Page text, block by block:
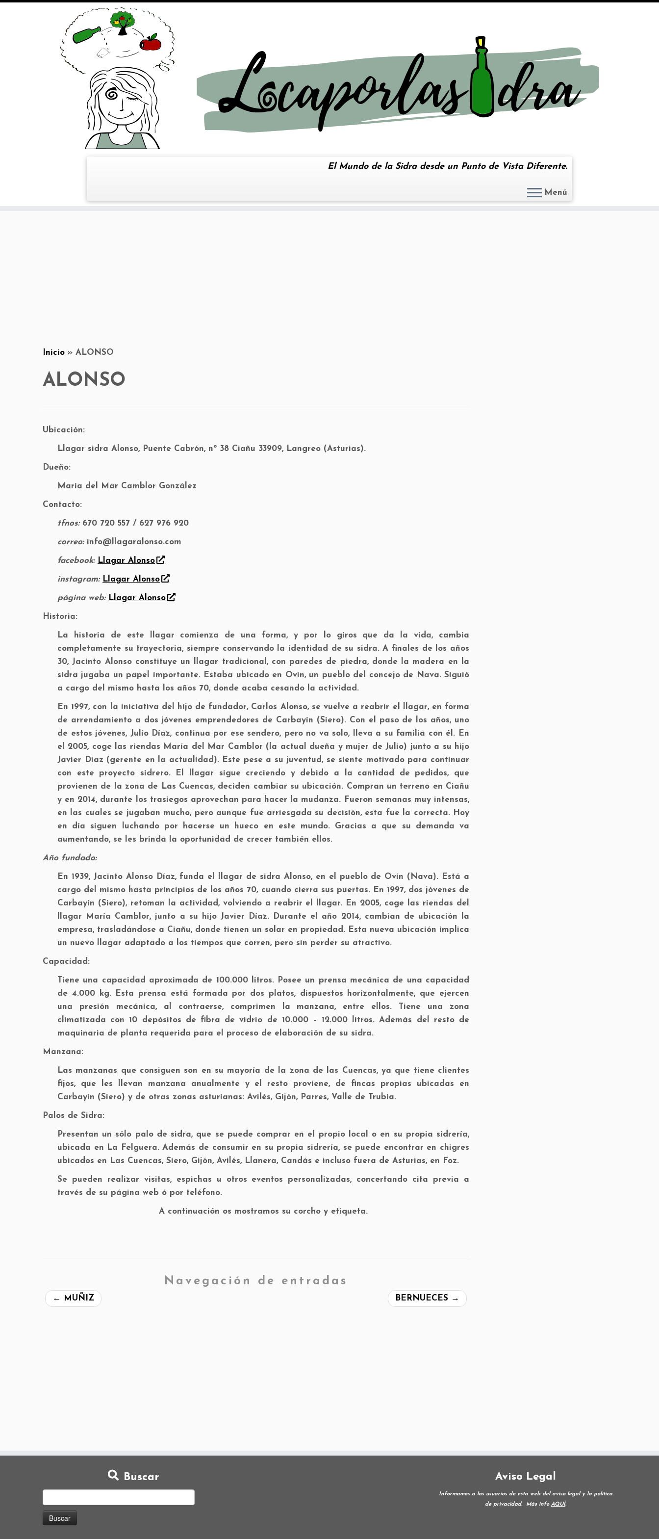
El Mundo de la Sidra desde un Punto de Vista Diferente.
Menú
Inicio » ALONSO
ALONSO
Ubicación:
Llagar sidra Alonso, Puente Cabrón, nº 38 Ciañu 33909, Langreo (Asturias).
Dueño:
María del Mar Camblor González
Contacto:
tfnos:670 720 557 / 627 976 920
correo:info@llagaralonso.com
facebook: Llagar Alonso
instagram: Llagar Alonso
página web: Llagar Alonso
Historia:
La historia de este llagar comienza de una forma, y por lo giros que da la vida, cambia
completamente su trayectoria, siempre conservando la identidad de su sidra. A finales de los años
30, Jacinto Alonso constituye un llagar tradicional, con paredes de piedra, donde la madera en la
sidra jugaba un papel importante. Estaba ubicado en Ovín, un pueblo del concejo de Nava. Siguió
a cargo del mismo hasta los años 70, donde acaba cesando la actividad.
En 1997, con la iniciativa del hijo de fundador, Carlos Alonso, se vuelve a reabrir el llagar, en forma
de arrendamiento a dos jóvenes emprendedores de Carbayín (Siero). Con el paso de los años, uno
de estos jóvenes, Julio Díaz, continua por ese sendero, pero no va solo, lleva a su familia con él. En
el 2005, coge las riendas María del Mar Camblor (la actual dueña y mujer de Julio) junto a su hijo
Javier Díaz (gerente en la actualidad). Este pese a su juventud, se siente motivado para continuar
con este proyecto sidrero. El llagar sigue creciendo y debido a la cantidad de pedidos, que
provienen de la zona de Las Cuencas, deciden cambiar su ubicación. Compran un terreno en Ciañu
y en 2014, durante los trasiegos aprovechan para hacer la mudanza. Fueron semanas muy intensas,
en las cuales se jugaban mucho, pero aunque fue arriesgada su decisión, esta fue la correcta. Hoy
en día siguen luchando por hacerse un hueco en este mundo. Gracias a que su demanda va
aumentando, se les brinda la oportunidad de crecer también ellos.
Año fundado:
En 1939, Jacinto Alonso Díaz, funda el llagar de sidra Alonso, en el pueblo de Ovín (Nava). Está a
cargo del mismo hasta principios de los años 70, cuando cierra sus puertas. En 1997, dos jóvenes de
Carbayín (Siero), retoman la actividad, volviendo a reabrir el llagar. En 2005, coge las riendas del
llagar María Camblor, junto a su hijo Javier Díaz. Durante el año 2014, cambian de ubicación la
empresa, trasladándose a Ciañu, donde tienen un solar en propiedad. Esta nueva ubicación implica
un nuevo llagar adaptado a los tiempos que corren, pero sin perder su atractivo.
Capacidad:
Tiene una capacidad aproximada de 100.000 litros. Posee un prensa mecánica de una capacidad
de 4.000 kg. Esta prensa está formada por dos platos, dispuestos horizontalmente, que ejercen
una presión mecánica, al contraerse, comprimen la manzana, entre ellos. Tiene una zona
climatizada con 10 depósitos de fibra de vidrio de 10.000 – 12.000 litros. Además del resto de
maquinaria de planta requerida para el proceso de elaboración de su sidra.
Manzana:
Las manzanas que consiguen son en su mayoría de la zona de las Cuencas, ya que tiene clientes
fijos, que les llevan manzana anualmente y el resto proviene, de fincas propias ubicadas en
Carbayín (Siero) y de otras zonas asturianas: Avilés, Gijón, Parres, Valle de Trubia.
Palos de Sidra:
Presentan un sólo palo de sidra, que se puede comprar en el propio local o en su propia sidrería,
ubicada en La Felguera. Además de consumir en su propia sidrería, se puede encontrar en chigres
ubicados en Las Cuencas, Siero, Gijón, Avilés, Llanera, Candás e incluso fuera de Asturias, en Foz.
Se pueden realizar visitas, espichas u otros eventos personalizadas, concertando cita previa a
través de su página web ó por teléfono.
A continuación os mostramos su corcho y etiqueta.
Navegación de entradas
← MUÑIZ BERNUECES →
Buscar Aviso Legal
Informamos a los usuarios de esta web del aviso legal y la política
de privacidad. Más info AQUÍ.